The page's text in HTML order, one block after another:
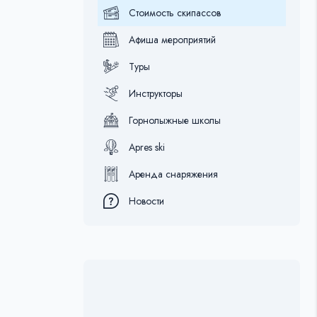
Стоимость скипассов
Афиша мероприятий
Туры
Инструкторы
Горнолыжные школы
Apres ski
Аренда снаряжения
Новости